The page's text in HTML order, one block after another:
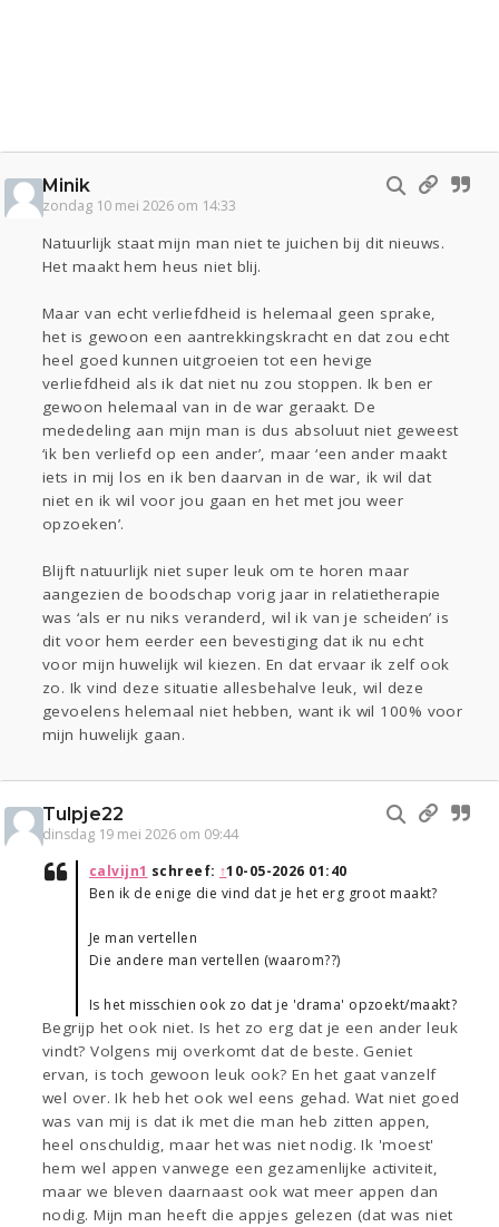
Minik
zondag 10 mei 2026 om 14:33
Natuurlijk staat mijn man niet te juichen bij dit nieuws.
Het maakt hem heus niet blij.
Maar van echt verliefdheid is helemaal geen sprake,
het is gewoon een aantrekkingskracht en dat zou echt
heel goed kunnen uitgroeien tot een hevige
verliefdheid als ik dat niet nu zou stoppen. Ik ben er
gewoon helemaal van in de war geraakt. De
mededeling aan mijn man is dus absoluut niet geweest
‘ik ben verliefd op een ander’, maar ‘een ander maakt
iets in mij los en ik ben daarvan in de war, ik wil dat
niet en ik wil voor jou gaan en het met jou weer
opzoeken’.
Blijft natuurlijk niet super leuk om te horen maar
aangezien de boodschap vorig jaar in relatietherapie
was ‘als er nu niks veranderd, wil ik van je scheiden’ is
dit voor hem eerder een bevestiging dat ik nu echt
voor mijn huwelijk wil kiezen. En dat ervaar ik zelf ook
zo. Ik vind deze situatie allesbehalve leuk, wil deze
gevoelens helemaal niet hebben, want ik wil 100% voor
mijn huwelijk gaan.
Tulpje22
dinsdag 19 mei 2026 om 09:44
calvijn1 schreef: ↑10-05-2026 01:40
Ben ik de enige die vind dat je het erg groot maakt?
Je man vertellen
Die andere man vertellen (waarom??)
Is het misschien ook zo dat je 'drama' opzoekt/maakt?
Begrijp het ook niet. Is het zo erg dat je een ander leuk
vindt? Volgens mij overkomt dat de beste. Geniet
ervan, is toch gewoon leuk ook? En het gaat vanzelf
wel over. Ik heb het ook wel eens gehad. Wat niet goed
was van mij is dat ik met die man heb zitten appen,
heel onschuldig, maar het was niet nodig. Ik 'moest'
hem wel appen vanwege een gezamenlijke activiteit,
maar we bleven daarnaast ook wat meer appen dan
nodig. Mijn man heeft die appjes gelezen (dat was niet